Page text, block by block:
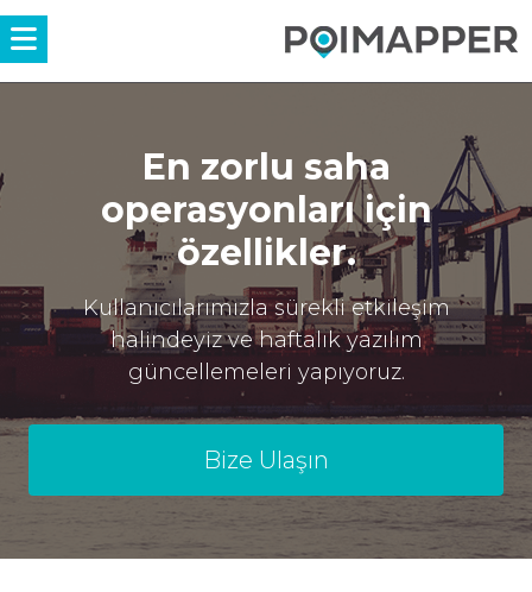
Menü
En zorlu saha
operasyonları için
özellikler.
Kullanıcılarımızla sürekli etkileşim
halindeyiz ve haftalık yazılım
güncellemeleri yapıyoruz.
Bize Ulaşın